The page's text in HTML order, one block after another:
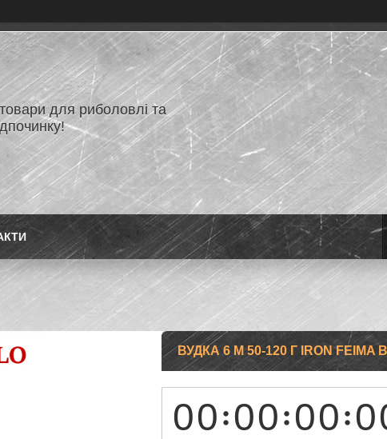
для риболовлі та
ВУДКА 6 М 50-120 Г IRON
00 00 00 0